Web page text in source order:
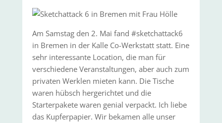
Am Samstag den 2. Mai fand #sketchattack6
in Bremen in der Kalle Co-Werkstatt statt. Eine
sehr interessante Location, die man für
verschiedene Veranstaltungen, aber auch zum
privaten Werklen mieten kann. Die Tische
waren hübsch hergerichtet und die
Starterpakete waren genial verpackt. Ich liebe
das Kupferpapier. Wir bekamen alle unser